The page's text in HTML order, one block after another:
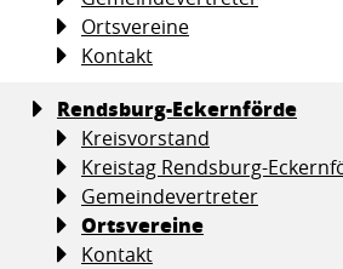
Ortsvereine
Kontakt
Rendsburg-Eckernförde
Kreisvorstand
Kreistag Rendsburg-
Gemeindevertreter
Ortsvereine
Kontakt